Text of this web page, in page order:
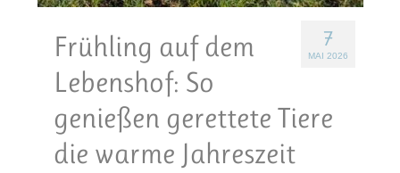
7
MAI 2026
Frühling auf dem
Lebenshof: So
genießen gerettete Tiere
die warme Jahreszeit